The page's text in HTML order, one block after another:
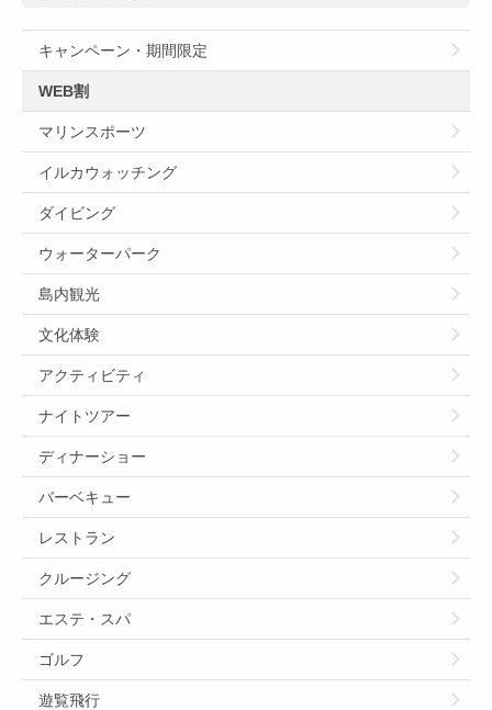
キャンペーン・期間限定
WEB割
マリンスポーツ
イルカウォッチング
ダイビング
ウォーターパーク
島内観光
文化体験
アクティビティ
ナイトツアー
ディナーショー
バーベキュー
レストラン
クルージング
エステ・スパ
ゴルフ
遊覧飛行